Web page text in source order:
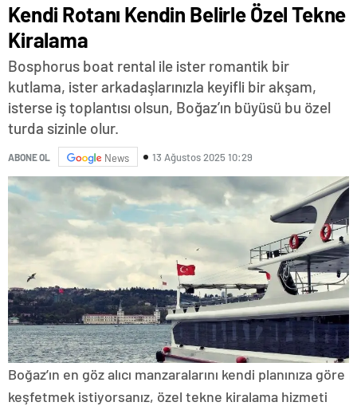
Kendi Rotanı Kendin Belirle Özel Tekne
Kiralama
Bosphorus boat rental ile ister romantik bir
kutlama, ister arkadaşlarınızla keyifli bir akşam,
isterse iş toplantısı olsun, Boğaz’ın büyüsü bu özel
turda sizinle olur.
ABONE OL News 13 Ağustos 2025 10:29
Boğaz’ın en göz alıcı manzaralarını kendi planınıza göre
keşfetmek istiyorsanız, özel tekne kiralama hizmeti